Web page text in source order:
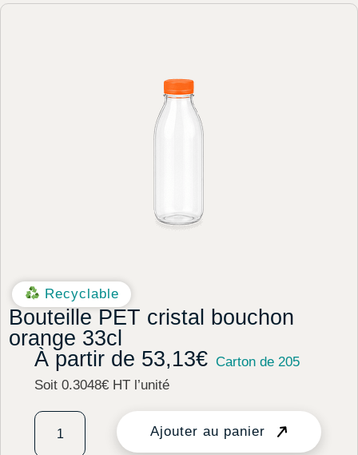
Recyclable
Bouteille PET cristal bouchon
orange 33cl
À partir de 53,13€
Soit 0.3048€ HT l’unité
Carton de 205
Ajouter au panier